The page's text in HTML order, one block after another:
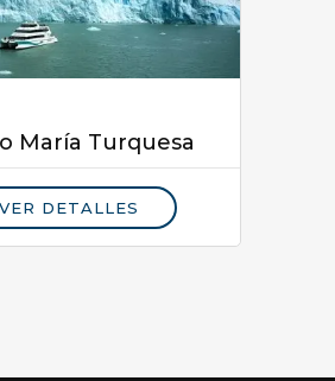
María Turquesa
VER DETALLES